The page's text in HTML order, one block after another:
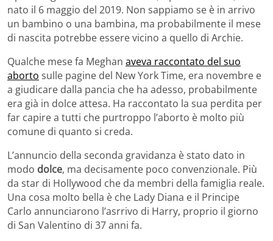
nato il 6 maggio del 2019. Non sappiamo se è in arrivo
un bambino o una bambina, ma probabilmente il mese
di nascita potrebbe essere vicino a quello di Archie.
Qualche mese fa Meghan aveva raccontato del suo
aborto sulle pagine del New York Time, era novembre e
a giudicare dalla pancia che ha adesso, probabilmente
era già in dolce attesa. Ha raccontato la sua perdita per
far capire a tutti che purtroppo l’aborto è molto più
comune di quanto si creda.
L’annuncio della seconda gravidanza è stato dato in
modo dolce, ma decisamente poco convenzionale. Più
da star di Hollywood che da membri della famiglia reale.
Una cosa molto bella è che Lady Diana e il Principe
Carlo annunciarono l’asrrivo di Harry, proprio il giorno
di San Valentino di 37 anni fa.